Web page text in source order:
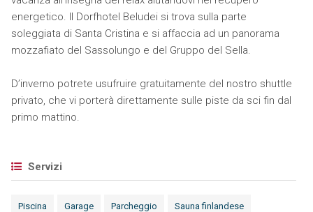
energetico. Il Dorfhotel Beludei si trova sulla parte
soleggiata di Santa Cristina e si affaccia ad un panorama
mozzafiato del Sassolungo e del Gruppo del Sella.
D’inverno potrete usufruire gratuitamente del nostro shuttle
privato, che vi porterà direttamente sulle piste da sci fin dal
primo mattino.
Servizi
Piscina Garage Parcheggio Sauna finlandese